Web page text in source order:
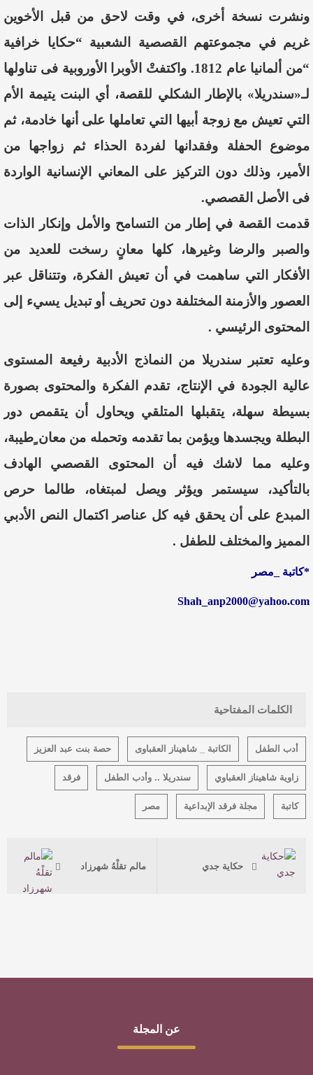
ونشرت نسخة أخرى، في وقت لاحق من قبل الأخوين
غريم في مجموعتهم القصصية الشعبية “حكايا خرافية
“من ألمانيا عام 1812. واكتفتْ الأوبرا الأوروبية فى تناولها
لـ«سندريلا» بالإطار الشكلي للقصة، أي البنت يتيمة الأم
التي تعيش مع زوجة أبيها التي تعاملها على أنها خادمة، ثم
موضوع الحفلة وفقدانها لفردة الحذاء ثم زواجها من
الأمير، وذلك دون التركيز على المعاني الإنسانية الواردة
فى الأصل القصصي.
قدمت القصة في إطار من التسامح والأمل وإنكار الذات
والصبر والرضا وغيرها، كلها معانٍ رسخت للعديد من
الأفكار التي ساهمت في أن تعيش الفكرة، وتتناقل عبر
العصور والأزمنة المختلفة دون تحريف أو تبديل يسيء إلى
المحتوى الرئيسي .
وعليه تعتبر سندريلا من النماذج الأدبية رفيعة المستوى
عالية الجودة في الإنتاج، تقدم الفكرة والمحتوى بصورة
بسيطة سهلة، يتقبلها المتلقي ويحاول أن يتقمص دور
البطلة ويجسدها ويؤمن بما تقدمه وتحمله من معان ٍطيبة،
وعليه مما لاشك فيه أن المحتوى القصصي الهادف
بالتأكيد، سيستمر ويؤثر ويصل لمبتغاه، طالما حرص
المبدع على أن يحقق فيه كل عناصر اكتمال النص الأدبي
المميز والمختلف للطفل .
*كاتبة _مصر
Shah_anp2000@yahoo.com
الكلمات المفتاحية
أدب الطفل الكاتبة _ شاهيناز العقباوى حصة بنت عبد العزيز
زاوية شاهيناز العقباوي سندريلا .. وأدب الطفل فرقد
كاتبة مجلة فرقد الإبداعية مصر
حكاية جدي مالم تقلْهُ شهرزاد
عن المجلة